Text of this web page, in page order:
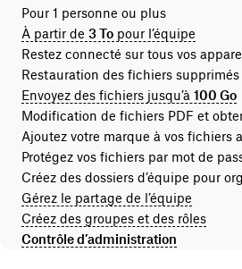
Pour 1 personne ou plus
À partir de 3 To pour l’équipe
Restez connecté sur tous vos
Restauration des fichiers supprimés
Envoyez des fichiers jusqu’à 100 Go
Modification de fichiers PDF et
Ajoutez votre marque à vos fichiers
Protégez vos fichiers par mot de
Créez des dossiers d’équipe pour
Gérez le partage de l’équipe
Créez des groupes et des rôles
Contrôle d’administration